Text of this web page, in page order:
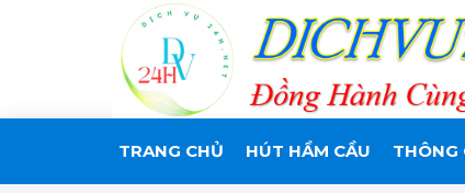
TRANG CHỦ HÚT HẦM CẦU THÔNG